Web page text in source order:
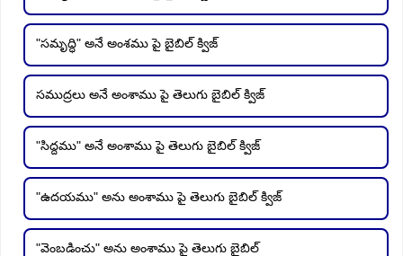
"సమృద్ధి" అనే అంశము పై బైబిల్ క్విజ్
సముద్రలు అనే అంశాము పై తెలుగు బైబిల్ క్విజ్
"సిద్దము" అనే అంశాము పై తెలుగు బైబిల్ క్విజ్
"ఉదయము" అను అంశాము పై తెలుగు బైబిల్ క్విజ్
"వెంబడించు" అను అంశాము పై తెలుగు బైబిల్